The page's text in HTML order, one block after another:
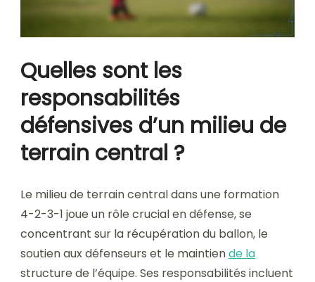
Quelles sont les
responsabilités
défensives d’un milieu de
terrain central ?
Le milieu de terrain central dans une formation
4-2-3-1 joue un rôle crucial en défense, se
concentrant sur la récupération du ballon, le
soutien aux défenseurs et le maintiende la
structure de l’équipe. Ses responsabilités incluent